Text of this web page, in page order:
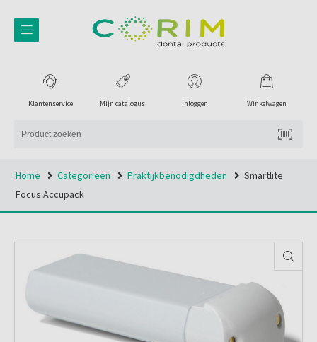
Winkelwagen
Inloggen
Mijn catalogus
Klantenservice
Home Categorieën Praktijkbenodigdheden
Smartlite
Focus Accupack